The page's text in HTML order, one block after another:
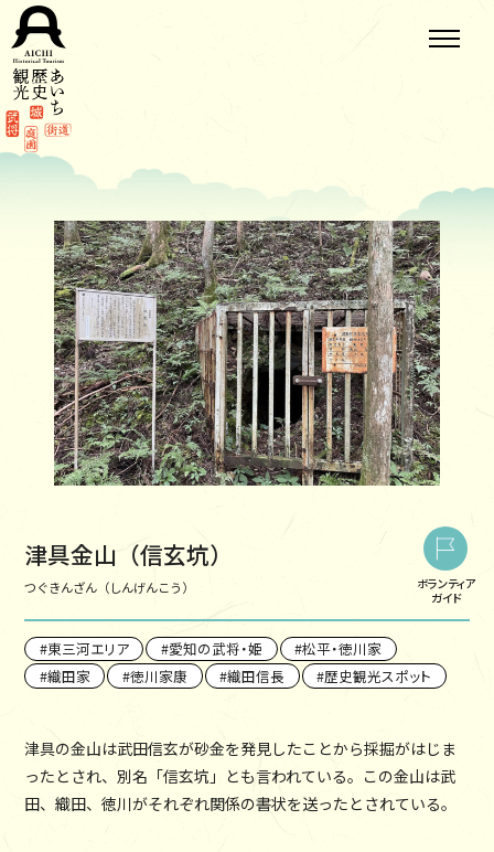
津具金山（信玄坑）
つぐきんざん（しんげんこう）
ボランティア
ガイド
東三河エリア 愛知の武将・姫
松平・徳川家
織田家
徳川家康 織田信長 歴史観光スポット
津具の金山は武田信玄が砂金を発見したことから採掘がはじま
ったとされ、別名「信玄坑」とも言われている。この金山は武
田、織田、徳川がそれぞれ関係の書状を送ったとされている。